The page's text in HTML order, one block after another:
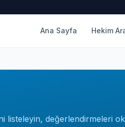
Ana Sayfa Hekim
listeleyin, değerlendirmeleri